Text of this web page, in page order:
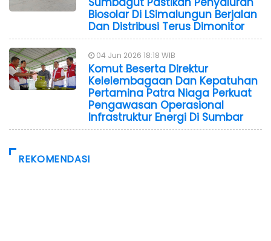
Biosolar Di LSimalungun Berjalan
Dan Distribusi Terus Dimonitor
04 Jun 2026 18:18 WIB
Komut Beserta Direktur
Kelelembagaan Dan Kepatuhan
Pertamina Patra Niaga Perkuat
Pengawasan Operasional
Infrastruktur Energi Di Sumbar
REKOMENDASI